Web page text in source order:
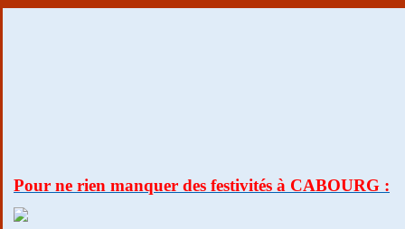
Pour ne rien manquer des festivités à CABOURG :